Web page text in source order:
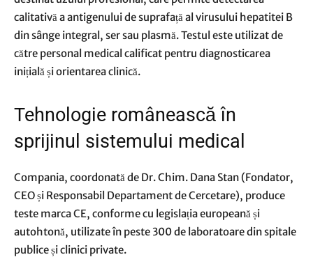
calitativă a antigenului de suprafață al virusului hepatitei B
din sânge integral, ser sau plasmă. Testul este utilizat de
către personal medical calificat pentru diagnosticarea
inițială și orientarea clinică.
Tehnologie românească în
sprijinul sistemului medical
Compania, coordonată de Dr. Chim. Dana Stan (Fondator,
CEO și Responsabil Departament de Cercetare), produce
teste marca CE, conforme cu legislația europeană și
autohtonă, utilizate în peste 300 de laboratoare din spitale
publice și clinici private.